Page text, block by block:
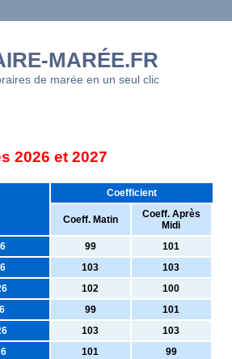
MARÉE.FR
de marée en un seul clic
2026 et 2027
Coefficient
Coeff. Matin
Coeff. Après
Midi
99
101
103
103
102
100
99
101
103
103
101
99